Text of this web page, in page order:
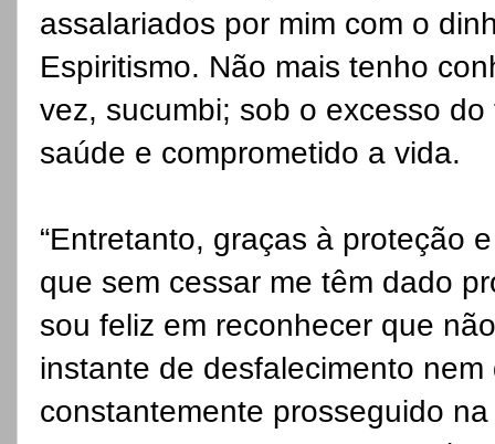
assalariados por mim com o
Espiritismo. Não mais tenho
vez, sucumbi; sob o excesso
saúde e comprometido a vida.
“Entretanto, graças à proteção
que sem cessar me têm dado
sou feliz em reconhecer que
instante de desfalecimento
constantemente prosseguido